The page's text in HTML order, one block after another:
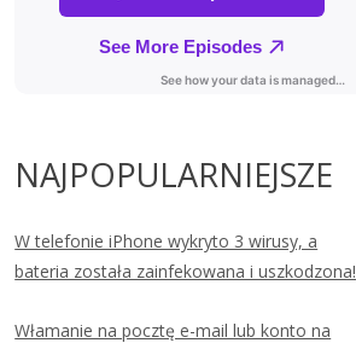
NAJPOPULARNIEJSZE
W telefonie iPhone wykryto 3 wirusy, a
bateria została zainfekowana i uszkodzona!
Włamanie na pocztę e-mail lub konto na